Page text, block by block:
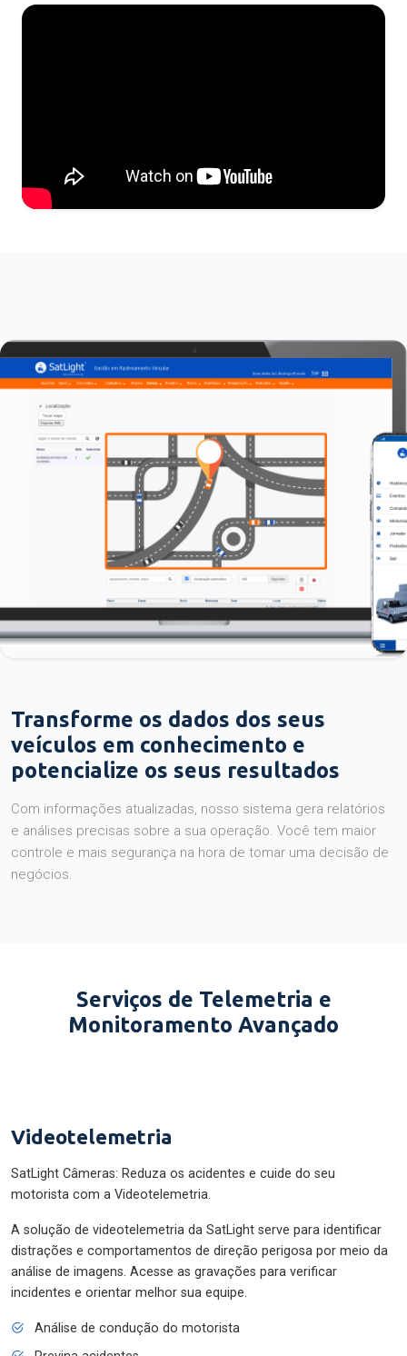
Transforme os dados dos seus
veículos em conhecimento e
potencialize os seus resultados
Com informações atualizadas, nosso sistema gera relatórios
e análises precisas sobre a sua operação. Você tem maior
controle e mais segurança na hora de tomar uma decisão de
negócios.
Serviços de Telemetria e
Monitoramento Avançado
Videotelemetria
SatLight Câmeras: Reduza os acidentes e cuide do seu
motorista com a Videotelemetria.
A solução de videotelemetria da SatLight serve para identificar
distrações e comportamentos de direção perigosa por meio da
análise de imagens. Acesse as gravações para verificar
incidentes e orientar melhor sua equipe.
Análise de condução do motorista